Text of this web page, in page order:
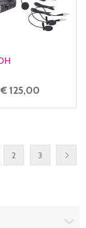
€ 125,00
2 3